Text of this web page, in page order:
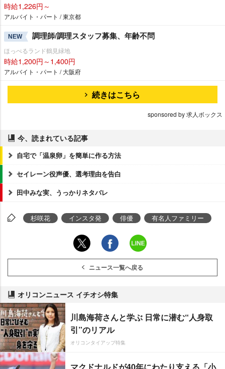
時給1,226円～
アルバイト・パート / 東京都
NEW 調理師/調理スタッフ募集、年齢不問
ほっぺるランド鶴見緑地
時給1,200円～1,400円
アルバイト・パート / 大阪府
続きはこちら
sponsored by 求人ボックス
今、読まれている記事
自宅で「温泉卵」を簡単に作る方法
セイレーン役声優、選考理由を告白
田中みな実、うっかりネタバレ
杉咲花 インスタ発 俳優 有名人ファミリー
ニュース一覧へ戻る
オリコンニュース イチオシ特集
川島海荷さんと学ぶ 日常に潜む“人身取
引”のリアル
オリコンタイアップ特集